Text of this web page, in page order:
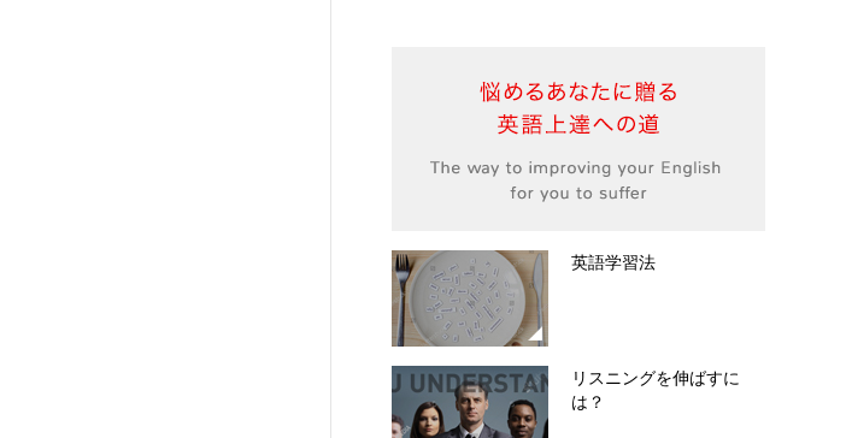
英語学習法
リスニングを伸ばすに
は？